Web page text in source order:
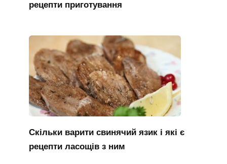
рецепти приготування
Скільки варити свинячий язик і які є
рецепти ласощів з ним